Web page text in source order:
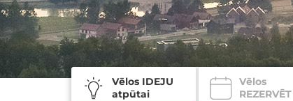
Vēlos IDEJU
atpūtai
Vēlos
REZERVĒT